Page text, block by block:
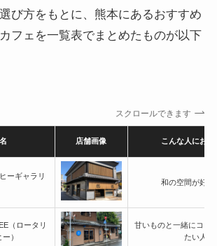
び方をもとに、熊本にあるおすすめ
フェを一覧表でまとめたものが以下
スクロールできます
店舗画像 こんな人におす
ーギャラリ
和の空間が好き
（ロータリ
）
甘いものと一緒にコー
たい人